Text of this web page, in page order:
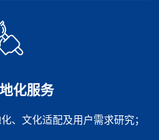
化服务
、文化适配及用户需求研究；